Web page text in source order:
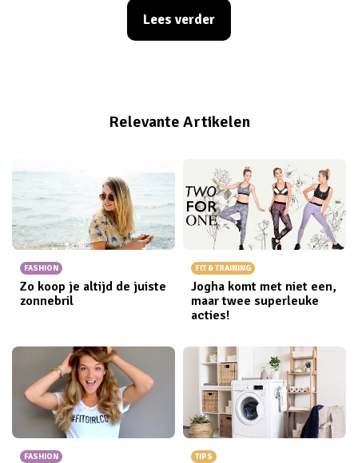
tijd om de winterjassen uit de kast te halen en nieuwe
winterkleren aan te schaffen. Hebben we nou net het
kwam een aantal items die je niet kunt laten liggen. Ik
maar het is een zeker kijkje waard. Vooral om de
wintermaanden door te komen...
Lees verder
Relevante Artikelen
FASHION
Zo koop je altijd de juiste
zonnebril
FIT & TRAINING
Jogha komt met niet een,
maar twee superleuke
acties!
FASHION TIPS